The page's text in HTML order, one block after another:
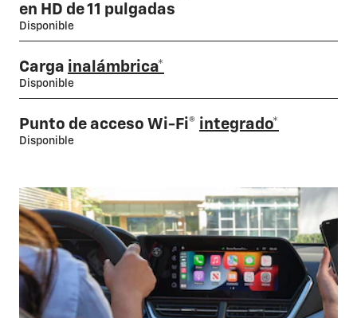
en HD de 11 pulgadas
Disponible
Carga inalámbrica*
Disponible
Punto de acceso Wi-Fi® integrado*
Disponible